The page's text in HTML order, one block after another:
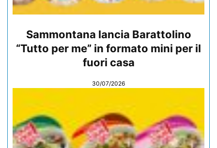
Sammontana lancia Barattolino
“Tutto per me” in formato mini per il
fuori casa
30/07/2026